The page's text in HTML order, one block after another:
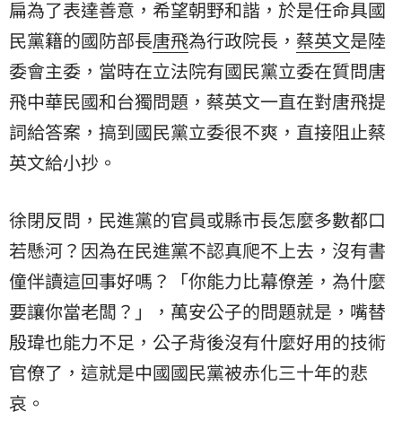
扁為了表達善意，希望朝野和諧，於是任命具國
民黨籍的國防部長唐飛為行政院長， 蔡英文是陸
委會主委，當時在立法院有國民黨立委在質問唐
飛中華民國和台獨問題，蔡英文一直在對唐飛提
詞給答案，搞到國民黨立委很不爽，直接阻止蔡
英文給小抄。
徐閉反問，民進黨的官員或縣市長怎麼多數都口
若懸河？因為在民進黨不認真爬不上去，沒有書
僮伴讀這回事好嗎？「你能力比幕僚差，為什麼
要讓你當老闆？」，萬安公子的問題就是，嘴替
殷瑋也能力不足，公子背後沒有什麼好用的技術
官僚了，這就是中國國民黨被赤化三十年的悲
哀。